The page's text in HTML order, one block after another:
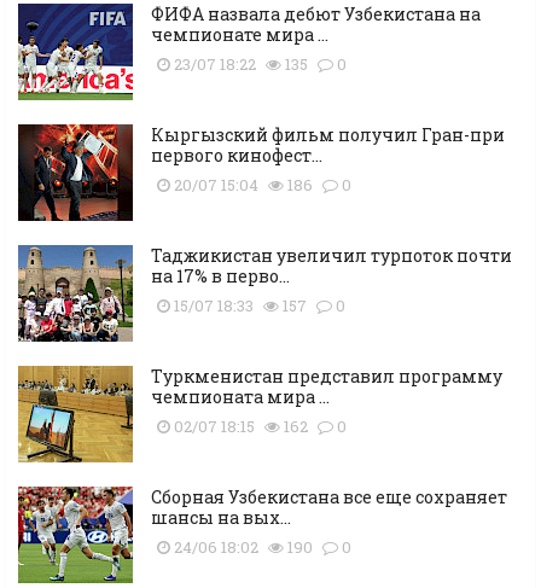
ФИФА назвала дебют Узбекистана на
чемпионате мира ...
23/07 18:22 135 0
Кыргызский фильм получил Гран-при
первого кинофест...
20/07 15:04 186 0
Таджикистан увеличил турпоток почти
на 17% в перво...
15/07 18:33 157 0
Туркменистан представил программу
чемпионата мира ...
02/07 18:15 162 0
Сборная Узбекистана все еще сохраняет
шансы на вых...
24/06 18:02 190 0